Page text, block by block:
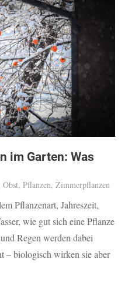
im Garten: Was
Obst,Pflanzen,Zimmerpflanzen
Pflanzenart, Jahreszeit,
wie gut sich eine Pflanze
Regen werden dabei
– biologisch wirken sie aber